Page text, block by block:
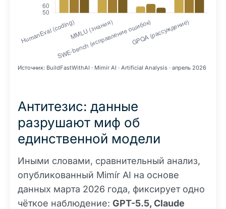
Источник: BuildFastWithAI · Mimír AI · Artificial Analysis · апрель 2026
Антитезис: данные
разрушают миф об
единственной модели
Иными словами, сравнительный анализ,
опубликованный Mimír AI на основе
данных марта 2026 года, фиксирует одно
чёткое наблюдение: GPT-5.5, Claude